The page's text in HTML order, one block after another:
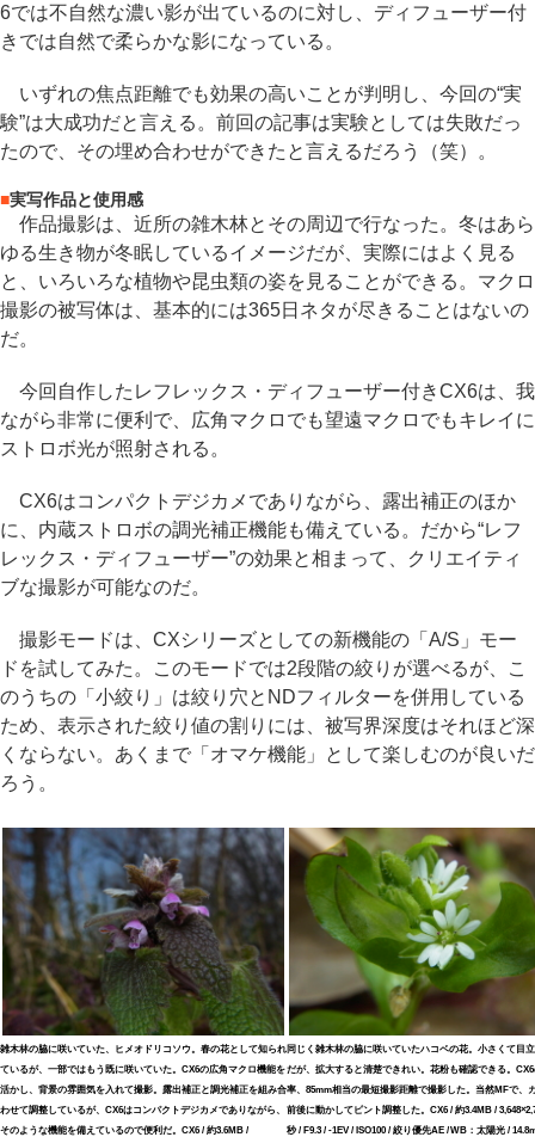
6では不自然な濃い影が出ているのに対し、ディフューザー付
きでは自然で柔らかな影になっている。
いずれの焦点距離でも効果の高いことが判明し、今回の“実
験”は大成功だと言える。前回の記事は実験としては失敗だっ
たので、その埋め合わせができたと言えるだろう（笑）。
■実写作品と使用感
作品撮影は、近所の雑木林とその周辺で行なった。冬はあら
ゆる生き物が冬眠しているイメージだが、実際にはよく見る
と、いろいろな植物や昆虫類の姿を見ることができる。マクロ
撮影の被写体は、基本的には365日ネタが尽きることはないの
だ。
今回自作したレフレックス・ディフューザー付きCX6は、我
ながら非常に便利で、広角マクロでも望遠マクロでもキレイに
ストロボ光が照射される。
CX6はコンパクトデジカメでありながら、露出補正のほか
に、内蔵ストロボの調光補正機能も備えている。だから“レフ
レックス・ディフューザー”の効果と相まって、クリエイティ
ブな撮影が可能なのだ。
撮影モードは、CXシリーズとしての新機能の「A/S」モー
ドを試してみた。このモードでは2段階の絞りが選べるが、こ
のうちの「小絞り」は絞り穴とNDフィルターを併用している
ため、表示された絞り値の割りには、被写界深度はそれほど深
くならない。あくまで「オマケ機能」として楽しむのが良いだ
ろう。
雑木林の脇に咲いていた、ヒメオドリコソウ。春の花として知られ
ているが、一部ではもう既に咲いていた。CX6の広角マクロ機能を
活かし、背景の雰囲気を入れて撮影。露出補正と調光補正を組み合
わせて調整しているが、CX6はコンパクトデジカメでありながら、
そのような機能を備えているので便利だ。CX6 / 約3.6MB /
同じく雑木林の脇に咲いていたハコベの花。小さくて目
だが、拡大すると清楚できれい。花粉も確認できる。
率、85mm相当の最短撮影距離で撮影した。当然MFで、
前後に動かしてピント調整した。CX6 / 約3.4MB /
秒 / F9.3 / -1EV / ISO100 / 絞り優先AE / WB：太陽光 /